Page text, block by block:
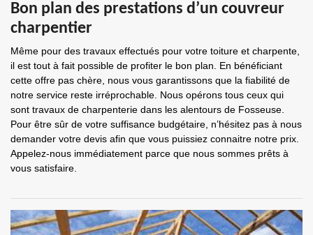
Bon plan des prestations d’un couvreur
charpentier
Même pour des travaux effectués pour votre toiture et charpente,
il est tout à fait possible de profiter le bon plan. En bénéficiant
cette offre pas chère, nous vous garantissons que la fiabilité de
notre service reste irréprochable. Nous opérons tous ceux qui
sont travaux de charpenterie dans les alentours de Fosseuse.
Pour être sûr de votre suffisance budgétaire, n’hésitez pas à nous
demander votre devis afin que vous puissiez connaitre notre prix.
Appelez-nous immédiatement parce que nous sommes prêts à
vous satisfaire.